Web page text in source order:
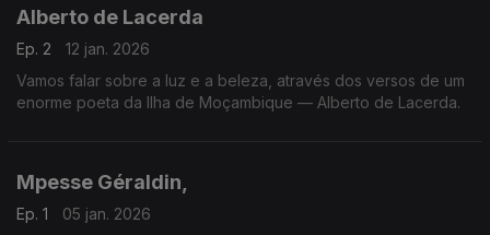
Alberto de Lacerda
Ep. 2
12 jan. 2026
Vamos falar sobre a luz e a beleza, através dos versos de um
enorme poeta da Ilha de Moçambique — Alberto de Lacerda.
Mpesse Géraldin,
Ep. 1
05 jan. 2026